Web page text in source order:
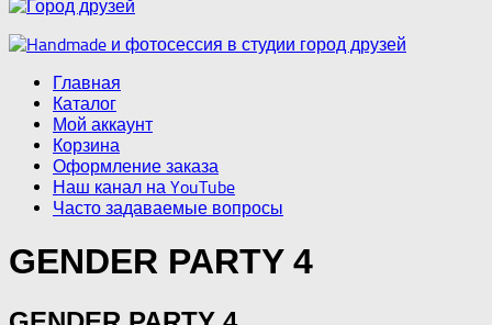
Главная
Каталог
Мой аккаунт
Корзина
Оформление заказа
Наш канал на YouTube
Часто задаваемые вопросы
GENDER PARTY 4